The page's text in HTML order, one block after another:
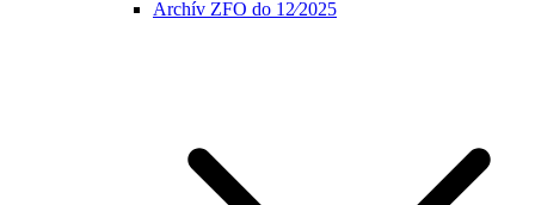
Archív ZFO do 12⁄2025